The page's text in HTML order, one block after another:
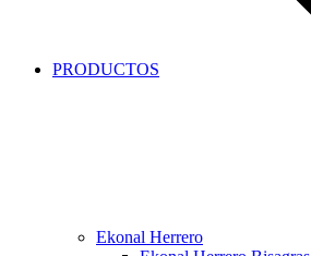
PRODUCTOS
Ekonal Herrero